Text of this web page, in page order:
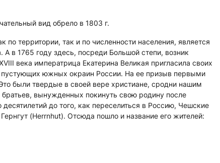
вид обрело в 1803 г.
территории, так и по численности населения, является
в 1765 году здесь, посреди Большой степи, возник
века императрица Екатерина Великая пригласила своих
пустующих южных окраин России. На ее призыв первыми
были твердые в своей вере христиане, сродни нашим
вынужденных покинуть свою родину после
до того, как переселиться в Россию, Чешские
(Herrnhut). Отсюда пошло и название его жителей: